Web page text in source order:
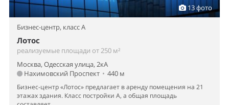
13 фото
Бизнес-центр, класс A
Лотос
реализуемые площади от 250 м²
Москва, Одесская улица, 2кА
Нахимовский Проспект • 440 м
Бизнес-центр «Лотос» предлагает в аренду помещения на 21
этажах здания. Класс постройки А, а общая площадь